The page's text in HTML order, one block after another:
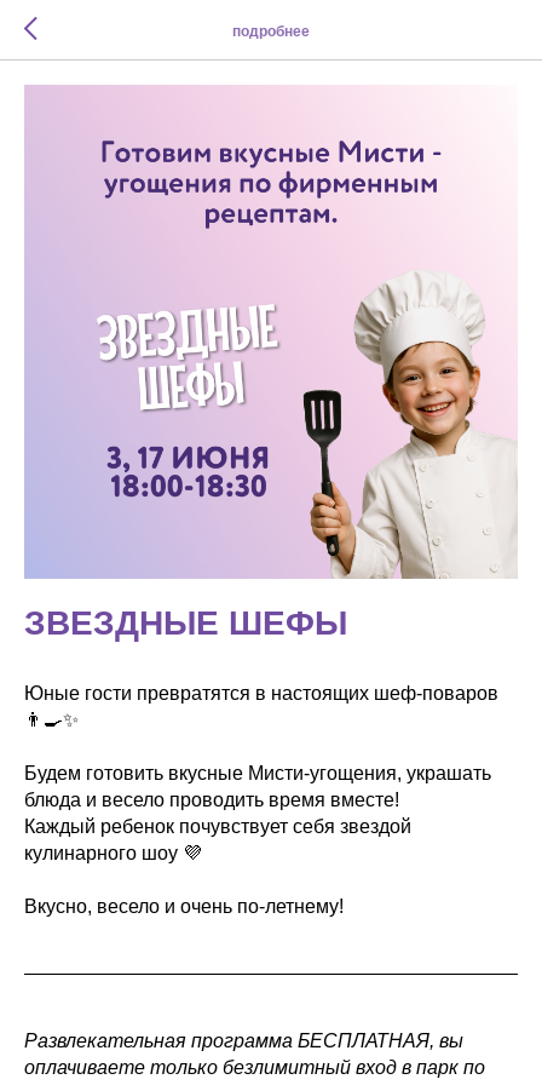
подробнее
ЗВЕЗДНЫЕ ШЕФЫ
Юные гости превратятся в настоящих шеф-поваров
👨‍🍳✨
Будем готовить вкусные Мисти-угощения, украшать
блюда и весело проводить время вместе!
Каждый ребенок почувствует себя звездой
кулинарного шоу 💜
Вкусно, весело и очень по-летнему!
Развлекательная программа БЕСПЛАТНАЯ, вы
оплачиваете только безлимитный вход в парк по